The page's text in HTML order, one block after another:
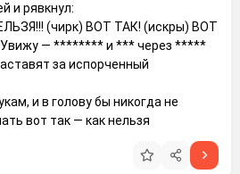
и рявкнул:
(чирк) ВОТ ТАК! (искры) ВОТ
Увижу — ******** и *** через *****
за испорченный
и в голову бы никогда не
вот так — как нельзя